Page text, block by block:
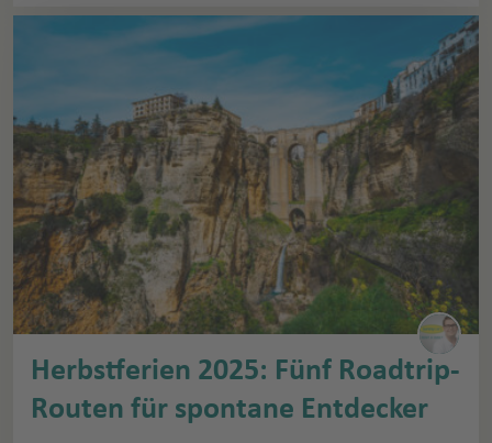
Herbstferien 2025: Fünf Roadtrip-
Routen für spontane Entdecker